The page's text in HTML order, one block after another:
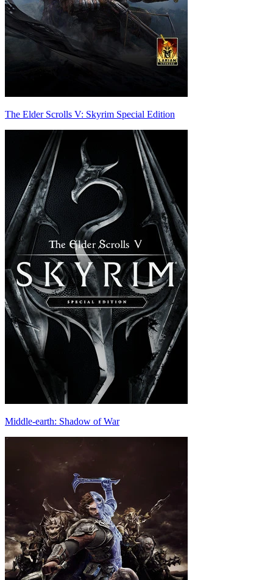
The Elder Scrolls V: Skyrim Special Edition
Middle-earth: Shadow of War